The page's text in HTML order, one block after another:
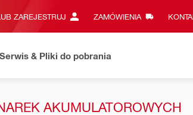
ZAREJESTRUJ ZAMÓWIENIA
Serwis & Pliki do pobrania
AKUMULATOROWYCH